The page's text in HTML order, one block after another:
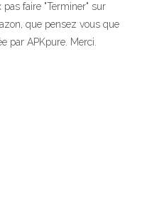
pas faire "Terminer" sur
que pensez vous que
par APKpure. Merci.